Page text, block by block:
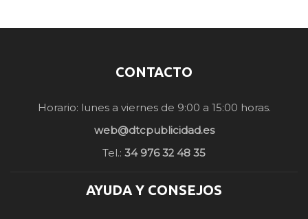
CONTACTO
Horario: lunes a viernes de 9:00 a 15:00 horas.
web@dtcpublicidad.es
Tel.: 34 976 32 48 35
AYUDA Y CONSEJOS